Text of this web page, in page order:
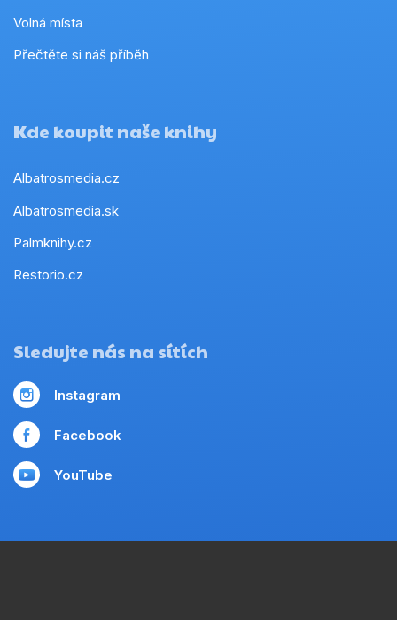
Volná místa
Přečtěte si náš příběh
Kde koupit naše knihy
Albatrosmedia.cz
Albatrosmedia.sk
Palmknihy.cz
Restorio.cz
Sledujte nás na sítích
Instagram
Facebook
YouTube